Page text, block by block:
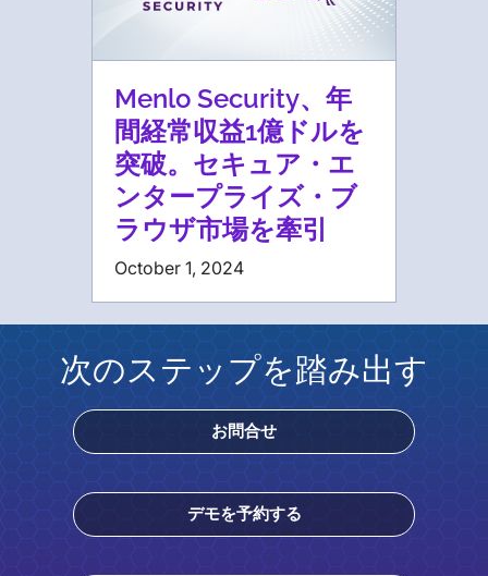
Menlo Security、年
間経常収益1億ドルを
突破。セキュア・エ
ンタープライズ・ブ
ラウザ市場を牽引
October 1, 2024
次のステップを踏み出す
お問合せ
デモを予約する